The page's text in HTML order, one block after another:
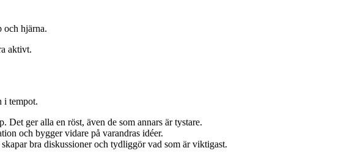
och hjärna.
aktivt.
i tempot.
ger alla en röst, även de som annars är tystare.
och bygger vidare på varandras idéer.
bra diskussioner och tydliggör vad som är viktigast.